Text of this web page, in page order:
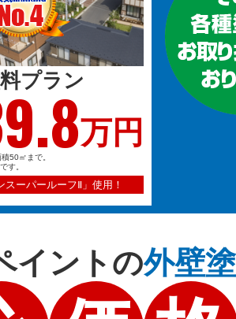
プラン
8万円
50㎡まで。
す。
ーパールーフⅡ」使用！
イントの外壁